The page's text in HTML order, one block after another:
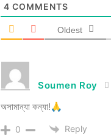
4 COMMENTS
Oldest
Soumen Roy
অসামান্যা কন্যা!🙏
0 Reply